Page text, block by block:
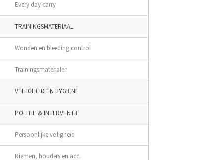
Every day carry
TRAININGSMATERIAAL
Wonden en bleeding control
Trainingsmaterialen
VEILIGHEID EN HYGIENE
POLITIE & INTERVENTIE
Persoonlijke veiligheid
Riemen, houders en acc.